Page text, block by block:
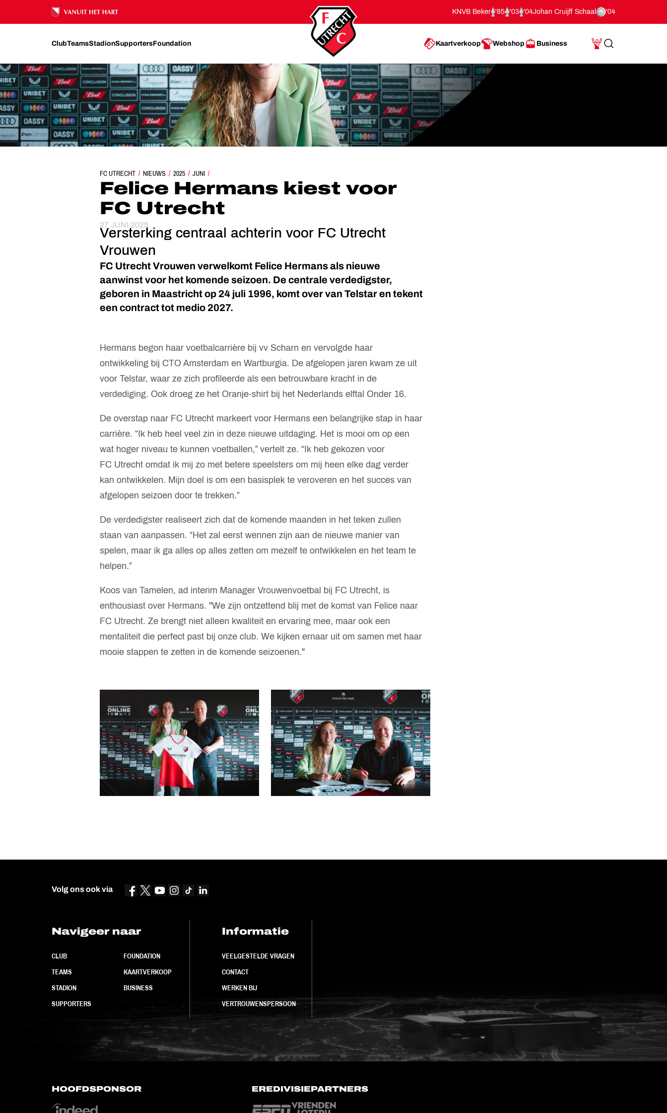
Ons nalatenschap
KNVB Beker '85 '03 '04Johan Cruijff Schaal '04
ClubTeamsStadionSupportersFoundation Kaartverkoop Webshop Business
Mijn Account
Search
FC UTRECHT NIEUWS 2025 JUNI
FELICE HERMANS KIEST VOOR FC UTRECHT
Felice Hermans kiest voor
FC Utrecht
27 JUNI 2025
Versterking centraal achterin voor FC Utrecht
Vrouwen
FC Utrecht Vrouwen verwelkomt Felice Hermans als nieuwe
aanwinst voor het komende seizoen. De centrale verdedigster,
geboren in Maastricht op 24 juli 1996, komt over van Telstar en tekent
een contract tot medio 2027.
Hermans begon haar voetbalcarrière bij vv Scharn en vervolgde haar
ontwikkeling bij CTO Amsterdam en Wartburgia. De afgelopen jaren kwam ze uit
voor Telstar, waar ze zich profileerde als een betrouwbare kracht in de
verdediging. Ook droeg ze het Oranje-shirt bij het Nederlands elftal Onder 16.
De overstap naar FC Utrecht markeert voor Hermans een belangrijke stap in haar
carrière. “Ik heb heel veel zin in deze nieuwe uitdaging. Het is mooi om op een
wat hoger niveau te kunnen voetballen,” vertelt ze. “Ik heb gekozen voor
FC Utrecht omdat ik mij zo met betere speelsters om mij heen elke dag verder
kan ontwikkelen. Mijn doel is om een basisplek te veroveren en het succes van
afgelopen seizoen door te trekken.”
De verdedigster realiseert zich dat de komende maanden in het teken zullen
staan van aanpassen. “Het zal eerst wennen zijn aan de nieuwe manier van
spelen, maar ik ga alles op alles zetten om mezelf te ontwikkelen en het team te
helpen.”
Koos van Tamelen, ad interim Manager Vrouwenvoetbal bij FC Utrecht, is
enthousiast over Hermans. "We zijn ontzettend blij met de komst van Felice naar
FC Utrecht. Ze brengt niet alleen kwaliteit en ervaring mee, maar ook een
mentaliteit die perfect past bij onze club. We kijken ernaar uit om samen met haar
mooie stappen te zetten in de komende seizoenen."
Volg ons ook via
Navigeer naar
CLUB
TEAMS
STADION
SUPPORTERS
FOUNDATION
KAARTVERKOOP
BUSINESS
Informatie
VEELGESTELDE VRAGEN
CONTACT
WERKEN BIJ
VERTROUWENSPERSOON
HOOFDSPONSOR EREDIVISIEPARTNERS